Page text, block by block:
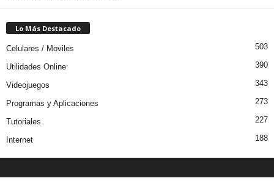
Lo Más Destacado
Celulares / Moviles 503
Utilidades Online 390
Videojuegos 343
Programas y Aplicaciones 273
Tutoriales 227
Internet 188